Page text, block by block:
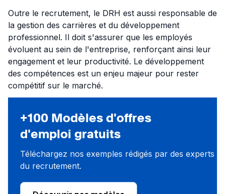
Outre le recrutement, le DRH est aussi responsable de
la gestion des carrières et du développement
professionnel. Il doit s'assurer que les employés
évoluent au sein de l'entreprise, renforçant ainsi leur
engagement et leur productivité. Le développement
des compétences est un enjeu majeur pour rester
compétitif sur le marché.
+100 Modèles d'offres
d'emploi gratuits
Téléchargez nos exemples rédigés par des experts
du recrutement.